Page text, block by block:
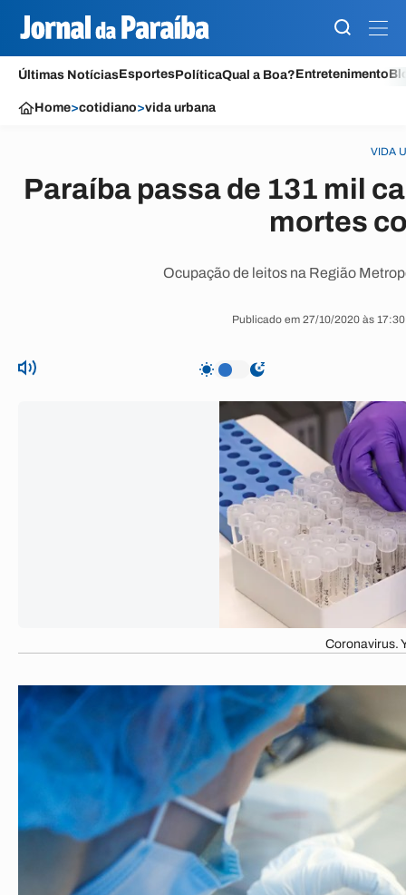
Últimas NotíciasEsportesPolíticaQual a Boa?Entretenimento
Home>cotidiano>vida urbana
VIDA
Paraíba passa de 131 mil
mortes
Ocupação de leitos na Região
Publicado em 27/10/2020 às
Coronavirus.